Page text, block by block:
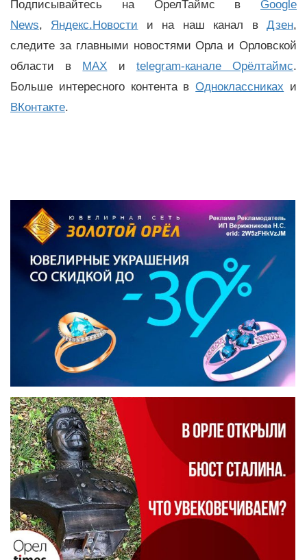
Подписывайтесь на ОрелТаймс в Google
News, Яндекс.Новости и на наш канал вДзен,
следите за главными новостями Орла и Орловской
области в MAX и telegram-канале Орёлтаймс.
Больше интересного контента вОдноклассниках и
ВКонтакте.